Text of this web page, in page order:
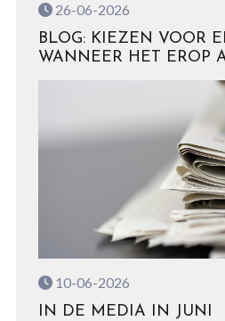
26-06-2026
BLOG: KIEZEN VOOR
WANNEER HET EROP
10-06-2026
IN DE MEDIA IN JUNI